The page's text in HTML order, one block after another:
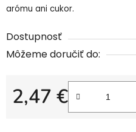
arómu ani cukor.
Dostupnosť
Môžeme doručiť do:
2,47 €
Jednotková cena: